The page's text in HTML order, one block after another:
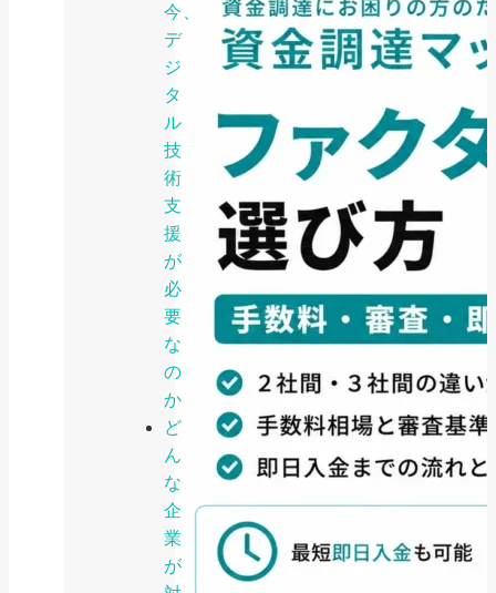
今、
デ
ジ
タ
ル
技
術
支
援
が
必
要
な
の
か
ど
ん
な
企
業
が